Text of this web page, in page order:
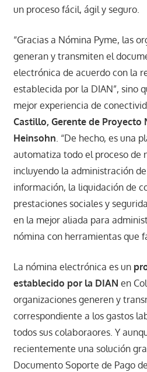
un proceso fácil, ágil y seguro.
“Gracias a Nómina Pyme, las
generan y transmiten el
electrónica de acuerdo con la
establecida por la DIAN”, sino
mejor experiencia de
Castillo, Gerente de Proyecto
Heinsohn. “De hecho, es una
automatiza todo el proceso de
incluyendo la administración
información, la liquidación de
prestaciones sociales y
en la mejor aliada para
nómina con herramientas que
La nómina electrónica es un
establecido por la DIAN en
organizaciones generen y
correspondiente a los gastos
todos sus colaboraores. Y
recientemente una solución
Documento Soporte de Pago